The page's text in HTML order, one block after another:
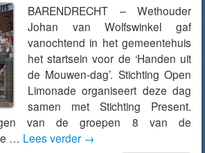
BARENDRECHT – Wethouder
Johan van Wolfswinkel gaf
vanochtend in het gemeentehuis
het startsein voor de ‘Handen uit
de Mouwen-dag’. Stichting Open
Limonade organiseert deze dag
samen met Stichting Present.
van de groepen 8 van de
… Lees verder →